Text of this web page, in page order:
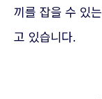
끼를 잡을 수 있
고 있습니다.